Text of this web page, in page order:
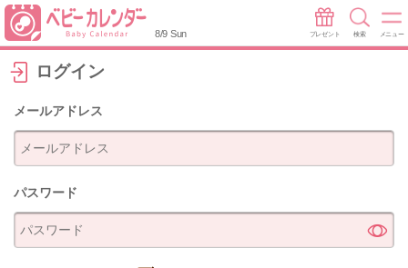
8/9 Sun プレゼント 検索 メニュー
ログイン
メールアドレス
パスワード